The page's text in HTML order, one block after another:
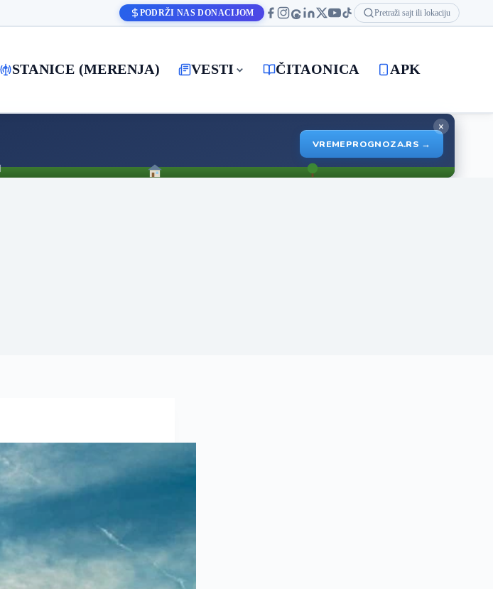
PODRŽI NAS DONACIJOM Pretraži sajt ili lokaciju
STANICE (MERENJA) VESTI ČITAONICA APK
VREMEPROGNOZA.RS →
×